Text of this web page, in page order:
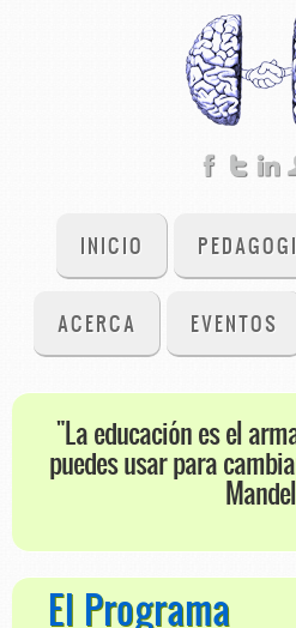
INICIO
ACERCA EVENTOS
"La educación es el
puedes usar para
El Programa